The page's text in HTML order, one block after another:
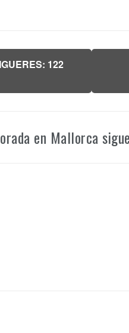
122
en Mallorca